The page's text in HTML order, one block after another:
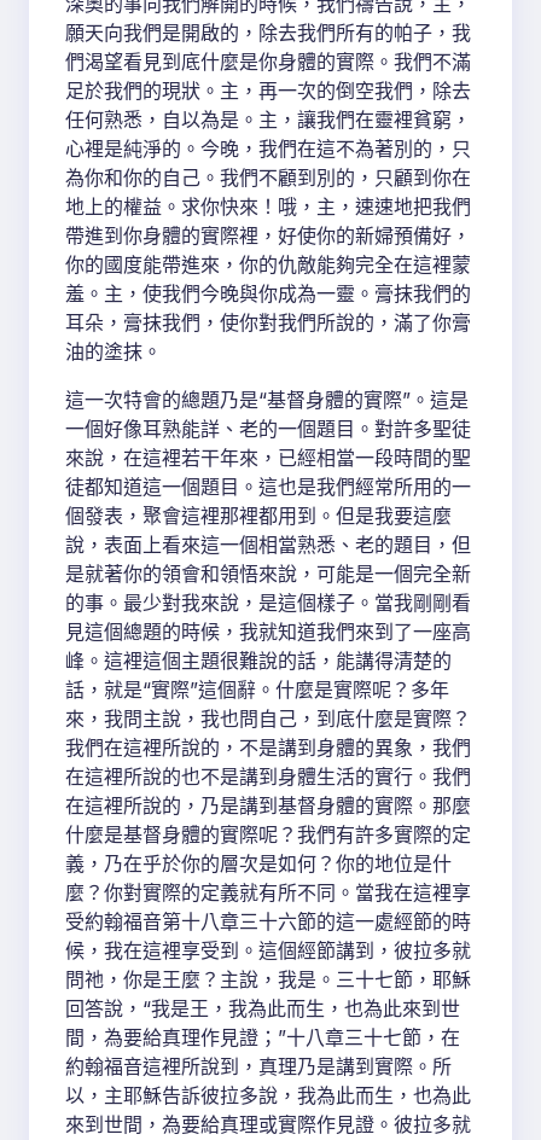
願天向我們是開啟的，除去我們所有的帕子，我
們渴望看見到底什麼是你身體的實際。我們不滿
足於我們的現狀。主，再一次的倒空我們，除去
任何熟悉，自以為是。主，讓我們在靈裡貧窮，
心裡是純淨的。今晚，我們在這不為著別的，只
為你和你的自己。我們不顧到別的，只顧到你在
地上的權益。求你快來！哦，主，速速地把我們
帶進到你身體的實際裡，好使你的新婦預備好，
你的國度能帶進來，你的仇敵能夠完全在這裡蒙
羞。主，使我們今晚與你成為一靈。膏抹我們的
耳朵，膏抹我們，使你對我們所說的，滿了你膏
油的塗抹。
這一次特會的總題乃是“基督身體的實際”。這是
一個好像耳熟能詳、老的一個題目。對許多聖徒
來說，在這裡若干年來，已經相當一段時間的聖
徒都知道這一個題目。這也是我們經常所用的一
個發表，聚會這裡那裡都用到。但是我要這麼
說，表面上看來這一個相當熟悉、老的題目，但
是就著你的領會和領悟來說，可能是一個完全新
的事。最少對我來說，是這個樣子。當我剛剛看
見這個總題的時候，我就知道我們來到了一座高
峰。這裡這個主題很難說的話，能講得清楚的
話，就是“實際”這個辭。什麼是實際呢？多年
來，我問主說，我也問自己，到底什麼是實際？
我們在這裡所說的，不是講到身體的異象，我們
在這裡所說的也不是講到身體生活的實行。我們
在這裡所說的，乃是講到基督身體的實際。那麼
什麼是基督身體的實際呢？我們有許多實際的定
義，乃在乎於你的層次是如何？你的地位是什
麼？你對實際的定義就有所不同。當我在這裡享
受約翰福音第十八章三十六節的這一處經節的時
候，我在這裡享受到。這個經節講到，彼拉多就
問祂，你是王麼？主說，我是。三十七節，耶穌
回答說，“我是王，我為此而生，也為此來到世
間，為要給真理作見證；”十八章三十七節，在
約翰福音這裡所說到，真理乃是講到實際。所
以，主耶穌告訴彼拉多說，我為此而生，也為此
來到世間，為要給真理或實際作見證。彼拉多就